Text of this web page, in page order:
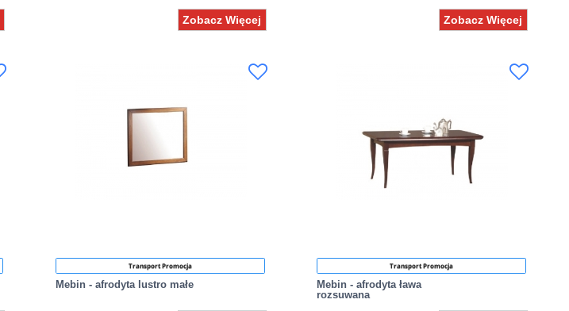
Zobacz Więcej Zobacz Więcej
Transport Promocja
Mebin - afrodyta lustro małe
Transport Promocja
Mebin - afrodyta ława
rozsuwana